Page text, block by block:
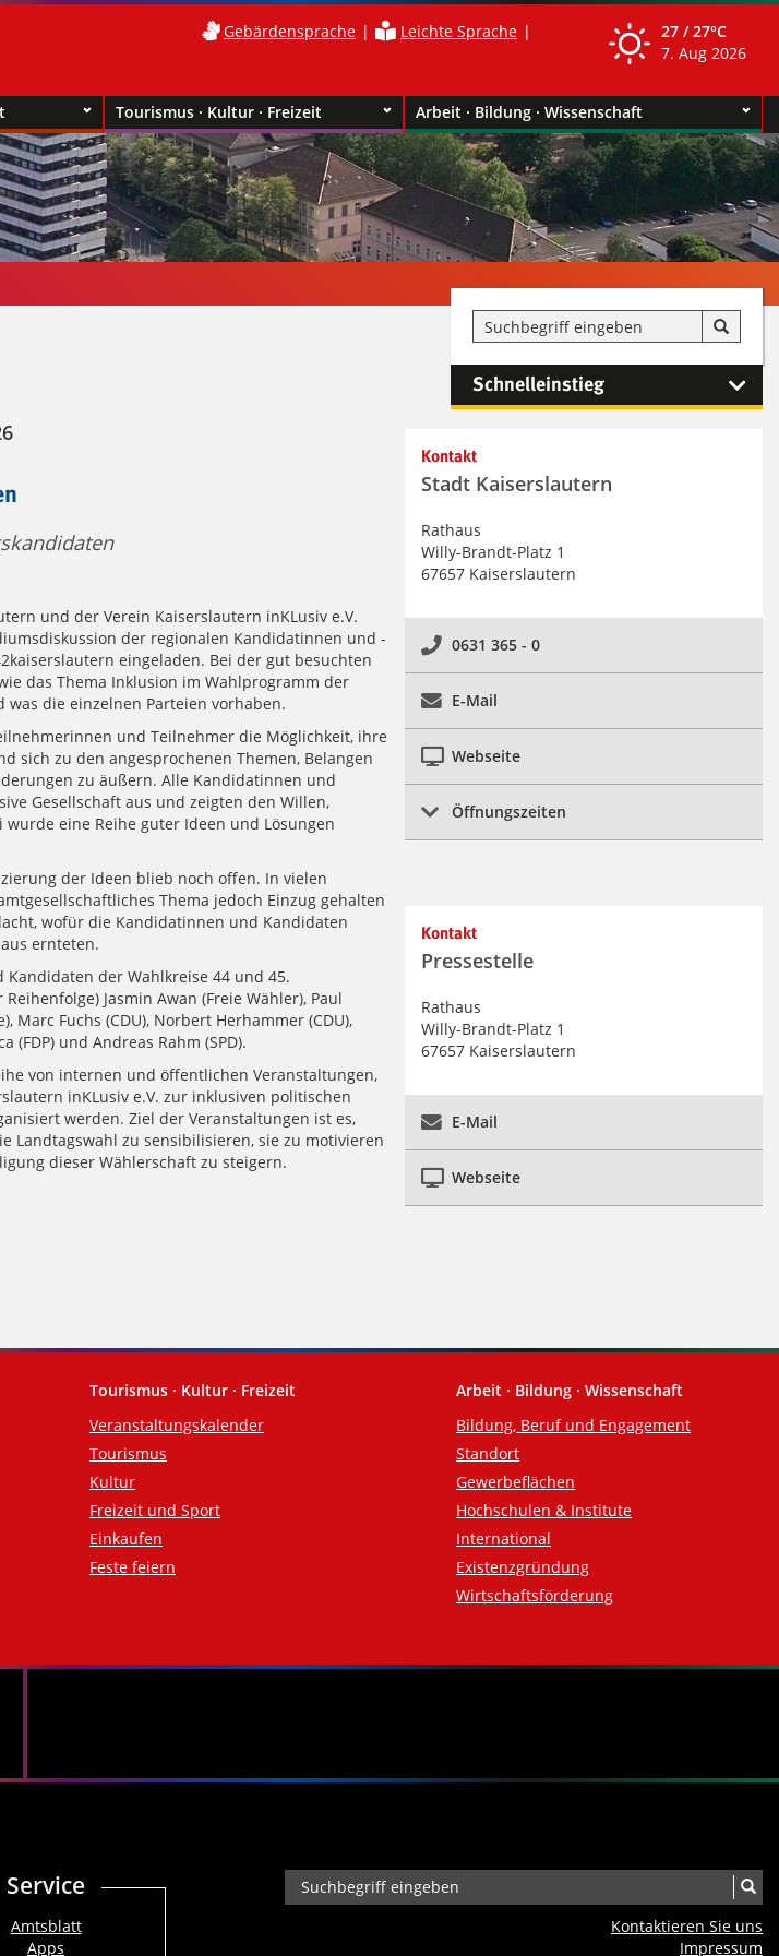
Gebärdensprache Leichte Sprache 27 / 27°C
7. Aug 2026
Tourismus · Kultur · Freizeit Arbeit · Bildung · Wissenschaft
Schnelleinstieg
und der Verein Kaiserslautern inKLusiv e.V.
der regionalen Kandidatinnen und -
eingeladen. Bei der gut besuchten
das Thema Inklusion im Wahlprogramm der
die einzelnen Parteien vorhaben.
und Teilnehmer die Möglichkeit, ihre
sich zu den angesprochenen Themen, Belangen
zu äußern. Alle Kandidatinnen und
Gesellschaft aus und zeigten den Willen,
eine Reihe guter Ideen und Lösungen
der Ideen blieb noch offen. In vielen
Thema jedoch Einzug gehalten
wofür die Kandidatinnen und Kandidaten
ernteten.
der Wahlkreise 44 und 45.
Jasmin Awan (Freie Wähler), Paul
Marc Fuchs (CDU), Norbert Herhammer (CDU),
(FDP) und Andreas Rahm (SPD).
von internen und öffentlichen Veranstaltungen,
inKLusiv e.V. zur inklusiven politischen
werden. Ziel der Veranstaltungen ist es,
Landtagswahl zu sensibilisieren, sie zu motivieren
dieser Wählerschaft zu steigern.
Kontakt
Stadt Kaiserslautern
Rathaus
Willy-Brandt-Platz 1
67657 Kaiserslautern
0631 365 - 0
E-Mail
Webseite
Öffnungszeiten
Kontakt
Pressestelle
Rathaus
Willy-Brandt-Platz 1
67657 Kaiserslautern
E-Mail
Webseite
Tourismus · Kultur · Freizeit
Veranstaltungskalender
Tourismus
Kultur
Freizeit und Sport
Einkaufen
Feste feiern
Arbeit · Bildung · Wissenschaft
Bildung, Beruf und Engagement
Standort
Gewerbeflächen
Hochschulen & Institute
International
Existenzgründung
Wirtschaftsförderung
Service
Amtsblatt
Apps
Kontaktieren Sie uns
Impressum